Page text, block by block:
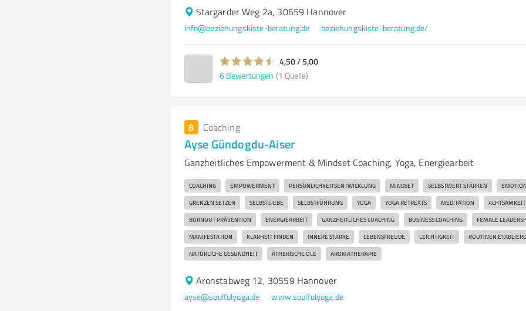
Stargarder Weg 2a, 30659 Hannover
info@beziehungskiste-beratung.de beziehungskiste-beratung.de/
4,50 / 5,00
6 Bewertungen (1 Quelle)
8 Coaching
Ayse Gündogdu-Aiser
Ganzheitliches Empowerment & Mindset Coaching, Yoga, Energiearbeit
COACHING EMPOWERMENT PERSÖNLICHKEITSENTWICKLUNG MINDSET SELBSTWERT STÄRKEN
GRENZEN SETZEN SELBSTLIEBE SELBSTFÜHRUNG YOGA YOGA RETREATS MEDITATION ACHTSAMKEIT
BURNOUT PRÄVENTION ENERGIEARBEIT GANZHEITLICHES COACHING BUSINESS COACHING FEMALE
MANIFESTATION KLARHEIT FINDEN INNERE STÄRKE LEBENSFREUDE LEICHTIGKEIT ROUTINEN
NATÜRLICHE GESUNDHEIT ÄTHERISCHE ÖLE AROMATHERAPIE
Aronstabweg 12, 30559 Hannover
ayse@soulfulyoga.de www.soulfulyoga.de